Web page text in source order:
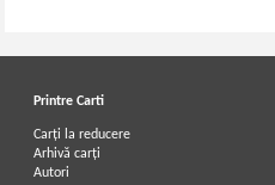
Thomas Mann - Casa Buddenbrook
Printre Carti
Carți la reducere
Arhivă carți
Autori